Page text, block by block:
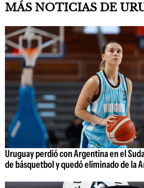
MÁS NOTICIAS DE
Uruguay perdió con Argentina en el
de básquetbol y quedó eliminado de la